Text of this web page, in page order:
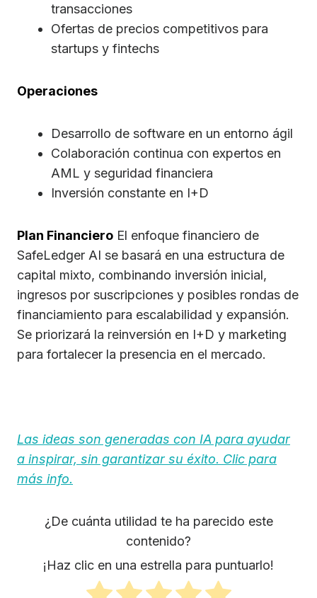
transacciones
Ofertas de precios competitivos para
startups y fintechs
Operaciones
Desarrollo de software en un entorno ágil
Colaboración continua con expertos en
AML y seguridad financiera
Inversión constante en I+D
Plan Financiero El enfoque financiero de
SafeLedger AI se basará en una estructura de
capital mixto, combinando inversión inicial,
ingresos por suscripciones y posibles rondas de
financiamiento para escalabilidad y expansión.
Se priorizará la reinversión en I+D y marketing
para fortalecer la presencia en el mercado.
Las ideas son generadas con IA para ayudar
a inspirar, sin garantizar su éxito. Clic para
más info.
¿De cuánta utilidad te ha parecido este
contenido?
¡Haz clic en una estrella para puntuarlo!